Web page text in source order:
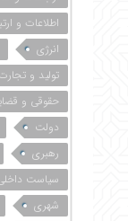
اطلاعات و
انرژی
تولید و تجارت
حقوقی و
دولت
رهبری
سیاست
شهری